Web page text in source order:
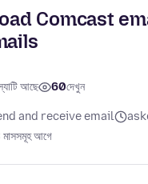
Comcast
আছে 60দেখুন
and receive email
মাসসমূহ আগে